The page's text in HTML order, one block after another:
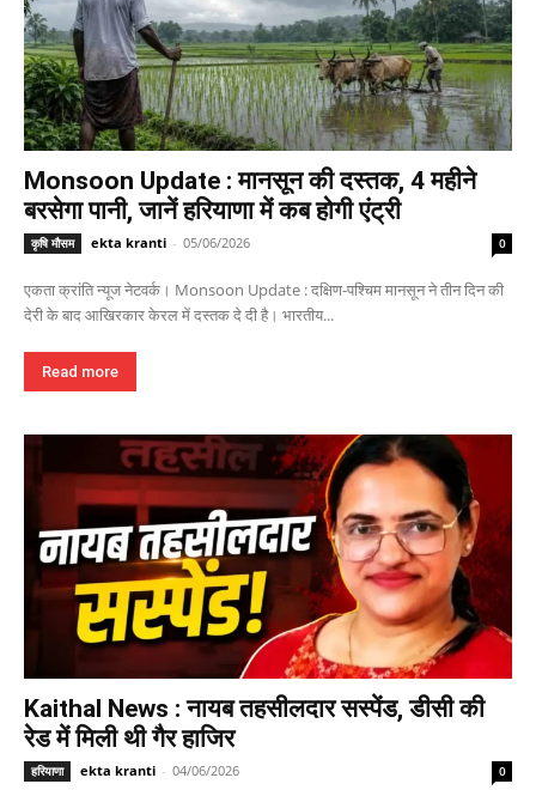
Monsoon Update : मानसून की दस्तक, 4 महीने
बरसेगा पानी, जानें हरियाणा में कब होगी एंट्री
कृषि मौसम ekta kranti - 05/06/2026 0
एकता क्रांति न्यूज नेटवर्क। Monsoon Update : दक्षिण-पश्चिम मानसून ने तीन दिन की
देरी के बाद आखिरकार केरल में दस्तक दे दी है। भारतीय...
Read more
Kaithal News : नायब तहसीलदार सस्पेंड, डीसी की
रेड में मिली थी गैर हाजिर
हरियाणा ekta kranti - 04/06/2026 0